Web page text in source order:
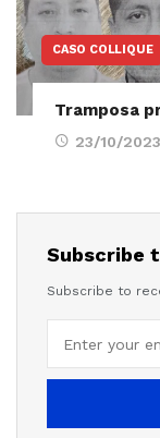
CASO COLLIQUE
Tramposa
23/10/2023
Subscribe
Subscribe to